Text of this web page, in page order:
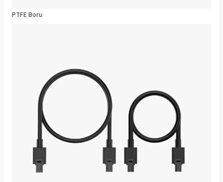
PTFE Boru